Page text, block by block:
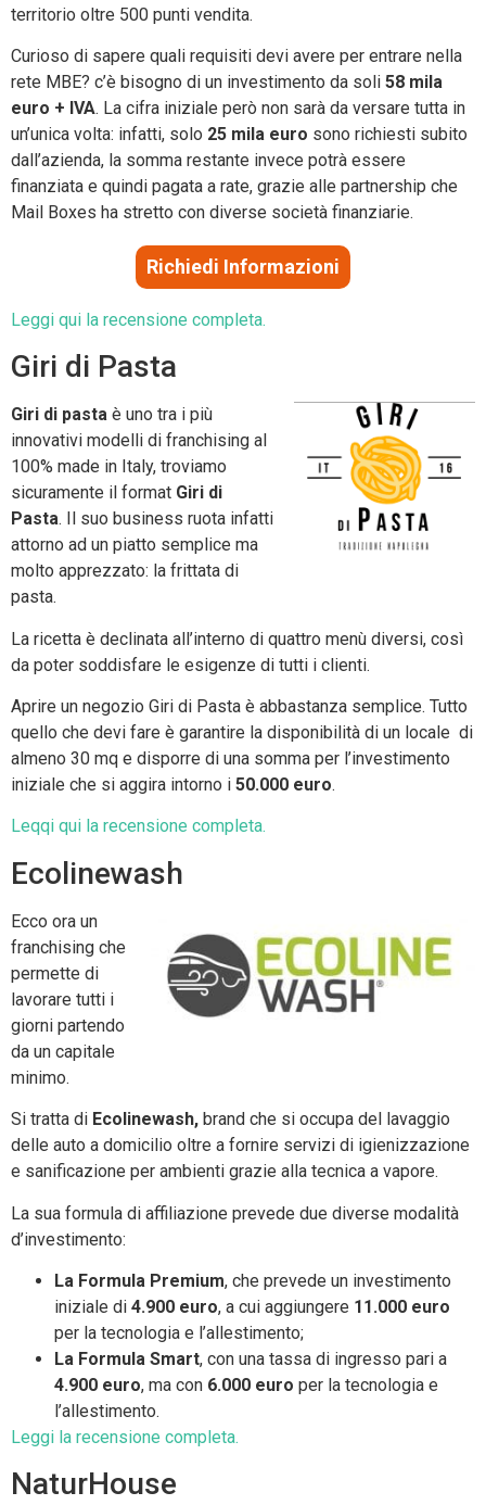
territorio oltre 500 punti vendita.
Curioso di sapere quali requisiti devi avere per entrare nella
rete MBE? c’è bisogno di un investimento da soli 58 mila
euro + IVA. La cifra iniziale però non sarà da versare tutta in
un’unica volta: infatti, solo 25 mila euro sono richiesti subito
dall’azienda, la somma restante invece potrà essere
finanziata e quindi pagata a rate, grazie alle partnership che
Mail Boxes ha stretto con diverse società finanziarie.
Richiedi Informazioni
Leggi qui la recensione completa.
Giri di Pasta
Giri di pasta è uno tra i più
innovativi modelli di franchising al
100% made in Italy, troviamo
sicuramente il format Giri di
Pasta. Il suo business ruota infatti
attorno ad un piatto semplice ma
molto apprezzato: la frittata di
pasta.
La ricetta è declinata all’interno di quattro menù diversi, così
da poter soddisfare le esigenze di tutti i clienti.
Aprire un negozio Giri di Pasta è abbastanza semplice. Tutto
quello che devi fare è garantire la disponibilità di un locale di
almeno 30 mq e disporre di una somma per l’investimento
iniziale che si aggira intorno i 50.000 euro.
Leqqi qui la recensione completa.
Ecolinewash
Ecco ora un
franchising che
permette di
lavorare tutti i
giorni partendo
da un capitale
minimo.
Si tratta di Ecolinewash, brand che si occupa del lavaggio
delle auto a domicilio oltre a fornire servizi di igienizzazione
e sanificazione per ambienti grazie alla tecnica a vapore.
La sua formula di affiliazione prevede due diverse modalità
d’investimento:
La Formula Premium, che prevede un investimento
iniziale di 4.900 euro, a cui aggiungere 11.000 euro
per la tecnologia e l’allestimento;
La Formula Smart, con una tassa di ingresso pari a
4.900 euro, ma con 6.000 euro per la tecnologia e
l’allestimento.
Leggi la recensione completa.
NaturHouse